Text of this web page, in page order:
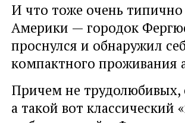
И что тоже очень
Америки — городок
проснулся и обнаружил
компактного проживания
Причем не трудолюбивых,
а такой вот